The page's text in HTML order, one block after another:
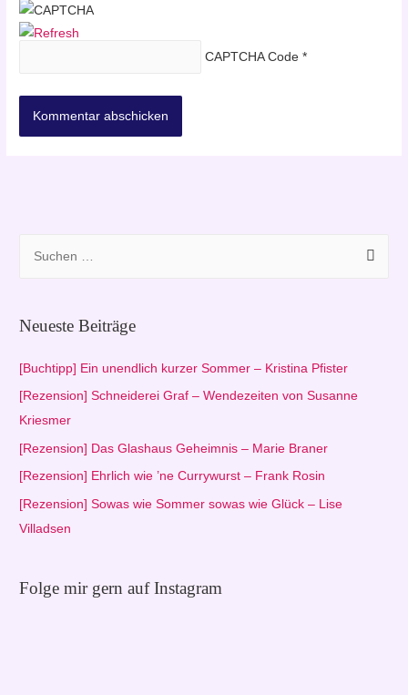
CAPTCHA Code*
h
n
n
a
c
Neueste Beiträge
[Buchtipp] Ein unendlich kurzer Sommer – Kristina Pfister
[Rezension] Schneiderei Graf – Wendezeiten von Susanne
Kriesmer
[Rezension] Das Glashaus Geheimnis – Marie Braner
[Rezension] Ehrlich wie ’ne Currywurst – Frank Rosin
[Rezension] Sowas wie Sommer sowas wie Glück – Lise
Villadsen
Folge mir gern auf Instagram